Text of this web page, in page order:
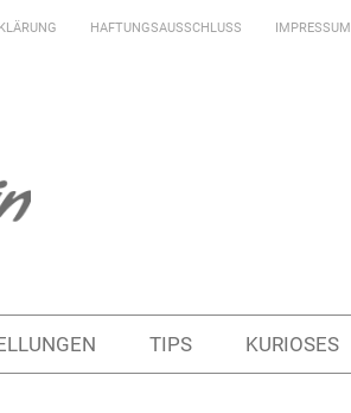
HAFTUNGSAUSSCHLUSS IMPRESSUM
TIPS KURIOSES